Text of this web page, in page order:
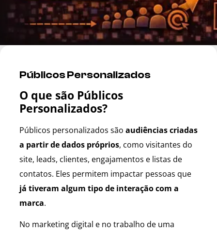
Públicos Personalizados
O que são Públicos
Personalizados?
Públicos personalizados são audiências criadas
a partir de dados próprios, como visitantes do
site, leads, clientes, engajamentos e listas de
contatos. Eles permitem impactar pessoas que
já tiveram algum tipo de interação com a
marca.
No marketing digital e no trabalho de uma